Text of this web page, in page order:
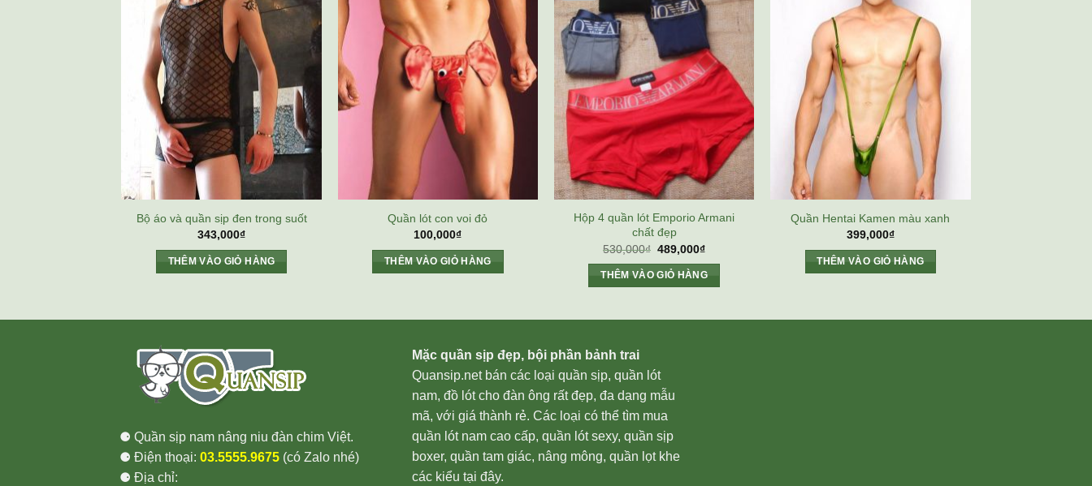
Bộ áo và quần sịp đen trong suốt
343,000₫
THÊM VÀO GIỎ HÀNG
Quần lót con voi đỏ
100,000₫
THÊM VÀO GIỎ HÀNG
Hộp 4 quần lót Emporio Armani
chất đẹp
530,000₫ Giá
là:
530,000₫.
489,000₫Giá
tại
là:
THÊM VÀO GIỎ HÀNG
Quần Hentai Kamen màu xanh
399,000₫
THÊM VÀO GIỎ HÀNG
⚈ Quần sịp nam nâng niu đàn chim Việt.
⚈ Điện thoại: 03.5555.9675 (có Zalo nhé)
⚈ Địa chỉ:
Mặc quần sịp đẹp, bội phần bảnh trai
Quansip.net bán các loại quần sịp, quần lót
nam, đồ lót cho đàn ông rất đẹp, đa dạng mẫu
mã, với giá thành rẻ. Các loại có thể tìm mua
quần lót nam cao cấp, quần lót sexy, quần sịp
boxer, quần tam giác, nâng mông, quần lọt khe
các kiểu tại đây.